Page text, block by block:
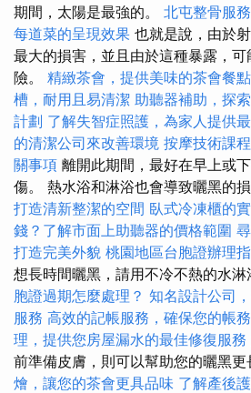
期間，太陽是最強的。 北屯整骨服務
每道菜的呈現效果 也就是說，由於
最大的損害，並且由於這種暴露，
險。 精緻茶會，提供美味的茶會餐點
槽，耐用且易清潔 助聽器補助，探
計劃 了解失智症照護，為家人提供
的清潔公司來改善環境 按摩技術課程
關事項 離開此期間，最好在早上或
傷。 熱水浴和淋浴也會導致曬黑的損
打造清新整潔的空間 臥式冷凍櫃的
錢？了解市面上助聽器的價格範圍
打造完美外貌 桃園地區台胞證辦理
想長時間曬黑，請用不冷不熱的水淋
胞證過期怎麼處理？ 知名設計公司
服務 高效的記帳服務，確保您的帳
理，提供您房屋漏水的最佳修復服務
前準備皮膚，則可以幫助您的曬黑更
燴，讓您的茶會更具品味 了解產後